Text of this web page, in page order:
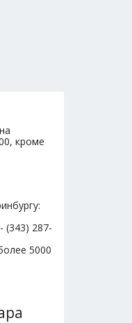
кроме
(343) 287-
5000